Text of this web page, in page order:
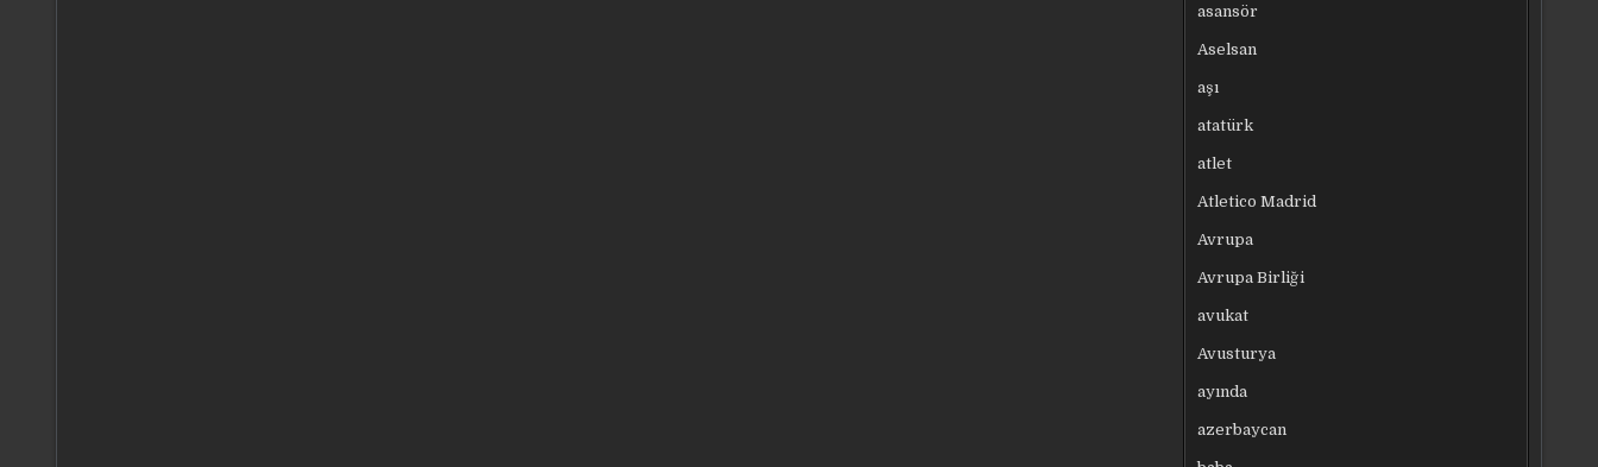
asansör
Aselsan
aşı
atatürk
atlet
Atletico Madrid
Avrupa
Avrupa Birliği
avukat
Avusturya
ayında
azerbaycan